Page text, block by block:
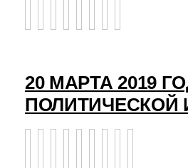
20 МАРТА 2019
ПОЛИТИЧЕСКОЙ